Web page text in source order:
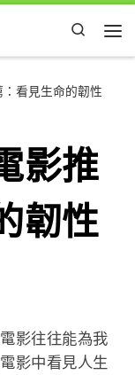
Search
看見生命的韌性
影推
韌性
影往往能為我
影中看見人生